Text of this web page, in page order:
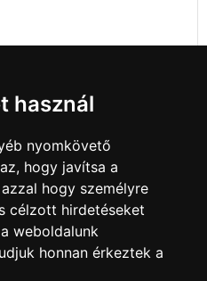
2008 - 2026
használ
nyomkövető
hogy javítsa a
hogy személyre
célzott hirdetéseket
weboldalunk
honnan érkeztek a